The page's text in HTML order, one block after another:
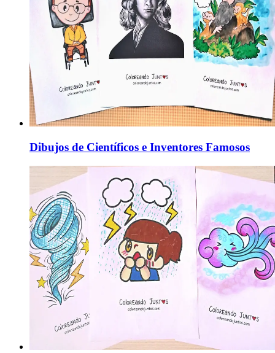
Dibujos de Científicos e Inventores Famosos